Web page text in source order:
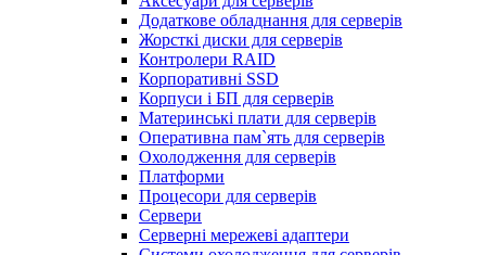
Додаткове обладнання для серверів
Жорсткі диски для серверів
Контролери RAID
Корпоративні SSD
Корпуси і БП для серверів
Материнські плати для серверів
Оперативна пам`ять для серверів
Охолодження для серверів
Платформи
Процесори для серверів
Сервери
Серверні мережеві адаптери